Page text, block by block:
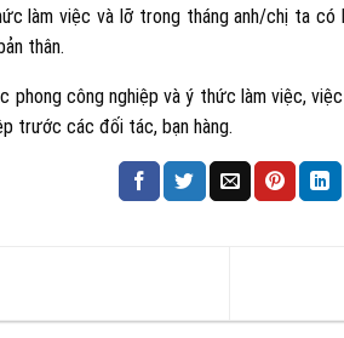
làm việc và lỡ trong tháng anh/chị ta
thân.
phong công nghiệp và ý thức làm việc,
trước các đối tác, bạn hàng.